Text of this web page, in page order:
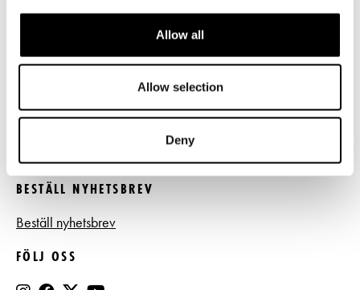
Allow all
Allow selection
Deny
Press
Register- och dataskyddsbeskrivning
BESTÄLL NYHETSBREV
Beställ nyhetsbrev
FÖLJ OSS